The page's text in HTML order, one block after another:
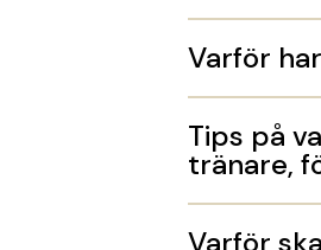
Varför
Tips på
tränare,
Varför